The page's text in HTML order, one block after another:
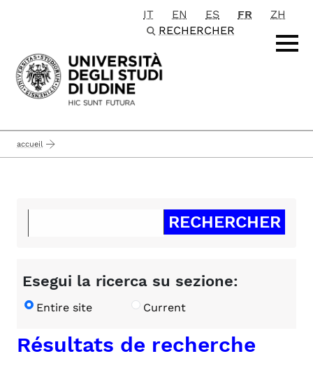
Passa al contenuto principale
IT EN ES FR
ZH
RECHERCHER
accueil
Esegui la ricerca su sezione:
Entire site Current
Résultats de recherche